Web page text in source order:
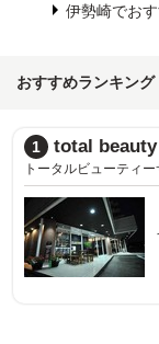
伊勢崎でお
おすすめランキング
空間でなりたいスタ
[新伊勢崎]